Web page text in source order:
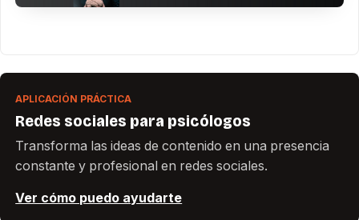
APLICACIÓN PRÁCTICA
Redes sociales para psicólogos
Transforma las ideas de contenido en una presencia
constante y profesional en redes sociales.
Ver cómo puedo ayudarte